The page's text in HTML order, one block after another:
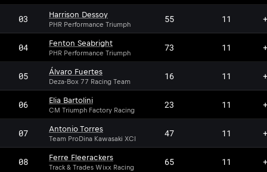
03 Harrison Dessoy
PHR Performance Triumph 55 11
04 Fenton Seabright
PHR Performance Triumph 73 11
05 Álvaro Fuertes
Deza-Box 77 Racing Team 16 11
06 Elia Bartolini
CM Triumph Factory Racing 23 11
07 Antonio Torres
Team ProDina Kawasaki XCI 47 11
08 Ferre Fleerackers
Track & Trades Wixx Racing 65 11